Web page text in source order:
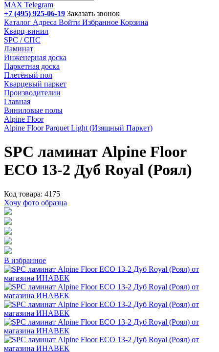
MAX Telegram
+7 (495) 925-06-19 Заказать звонок
Каталог Адреса Войти Избранное Корзина
Кварц-винил
SPC / СПС
Ламинат
Инженерная доска
Паркетная доска
Плетёный пол
Кварцевый паркет
Производителии
Главная
Виниловые полы
Alpine Floor
Alpine Floor Parquet Light (Изящный Паркет)
SPC ламинат Alpine Floor
ECO 13-2 Дуб Royal (Роял)
Код товара: 4175
Хочу фото образца
В избранное